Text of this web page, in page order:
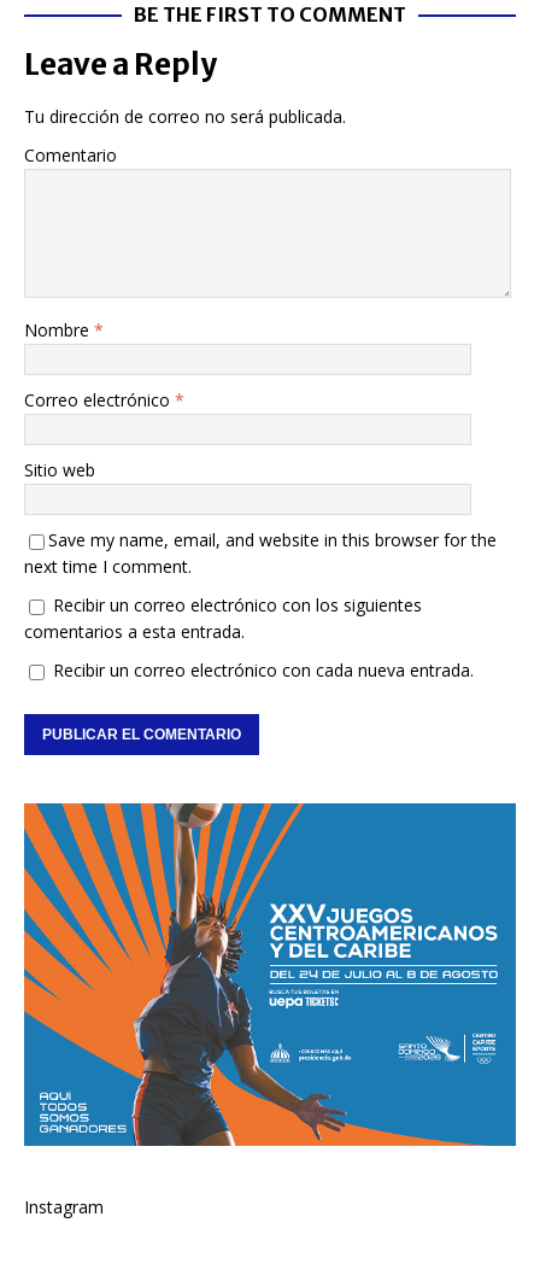
BE THE FIRST TO COMMENT
Leave a Reply
Tu dirección de correo no será publicada.
Comentario
Nombre *
Correo electrónico *
Sitio web
Save my name, email, and website in this browser for the
next time I comment.
Recibir un correo electrónico con los siguientes
comentarios a esta entrada.
Recibir un correo electrónico con cada nueva entrada.
Instagram